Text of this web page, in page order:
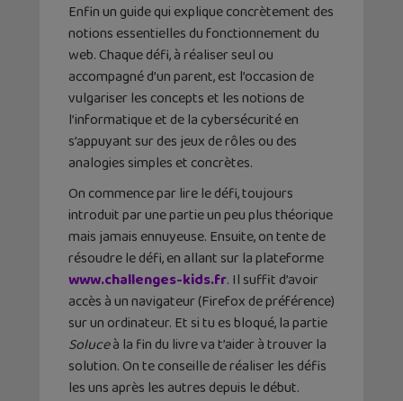
Enfin un guide qui explique concrètement des
notions essentielles du fonctionnement du
web. Chaque défi, à réaliser seul ou
accompagné d’un parent, est l’occasion de
vulgariser les concepts et les notions de
l’informatique et de la cybersécurité en
s’appuyant sur des jeux de rôles ou des
analogies simples et concrètes.
On commence par lire le défi, toujours
introduit par une partie un peu plus théorique
mais jamais ennuyeuse. Ensuite, on tente de
résoudre le défi, en allant sur la plateforme
www.challenges-kids.fr. Il suffit d’avoir
accès à un navigateur (Firefox de préférence)
sur un ordinateur. Et si tu es bloqué, la partie
Soluceà la fin du livre va t’aider à trouver la
solution. On te conseille de réaliser les défis
les uns après les autres depuis le début.